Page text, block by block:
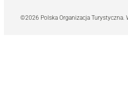
©2026 Polska Organizacja Turystyczna.